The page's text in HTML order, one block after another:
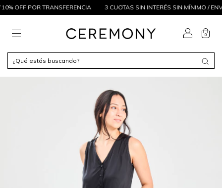
OFF POR TRANSFERENCIA 3 CUOTAS SIN INTERÉS SIN MÍNIMO /
0